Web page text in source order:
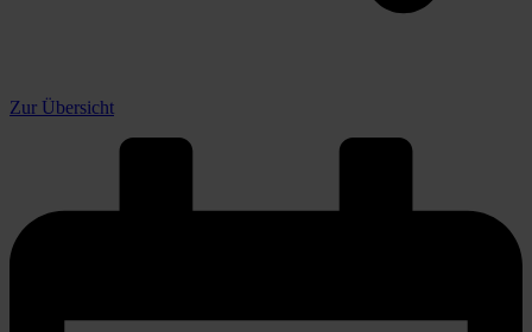
Zur Übersicht